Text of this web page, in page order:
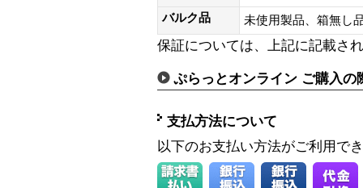
バルク品
未使用製品、箱無
保証については、上記に記載さ
ぷらっとオンライン ご購入の
支払方法について
以下のお支払い方法がご利用で